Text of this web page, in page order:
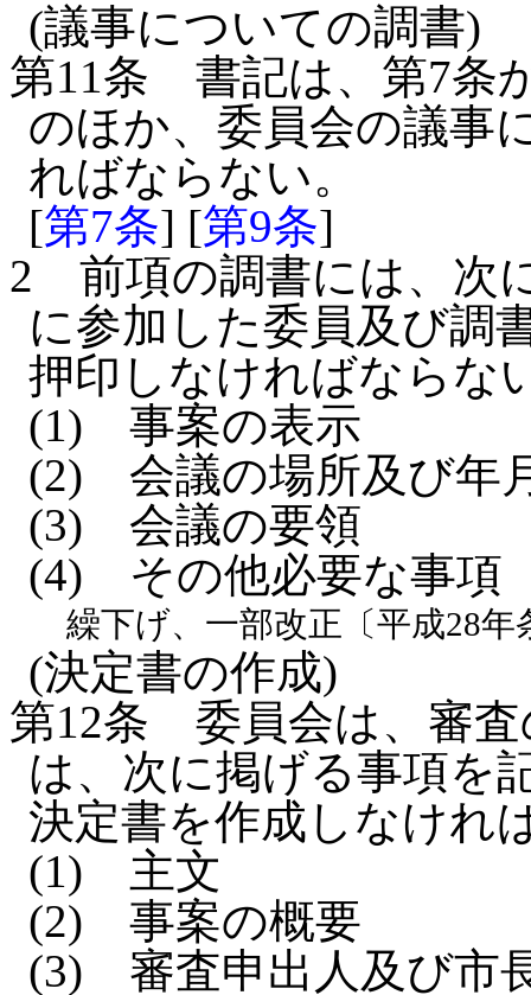
(議事についての調書)
第11条 書記は、第7条
のほか、委員会の議事
ればならない。
[第7条] [第9条]
2 前項の調書には、次
に参加した委員及び調
押印しなければならな
(1) 事案の表示
(2) 会議の場所及び年
(3) 会議の要領
(4) その他必要な事項
繰下げ、一部改正〔平成28年
(決定書の作成)
第12条 委員会は、審
は、次に掲げる事項を
決定書を作成しなけれ
(1) 主文
(2) 事案の概要
(3) 審査申出人及び市